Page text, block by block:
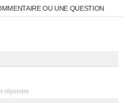
OU UNE QUESTION
répondre